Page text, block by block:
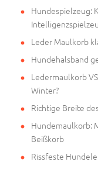
Hundespielzeug:
Leder Maulkorb
Hundehalsband
Ledermaulkorb
Winter?
Richtige Breite
Hundemaulkorb:
Beißkorb
Rissfeste